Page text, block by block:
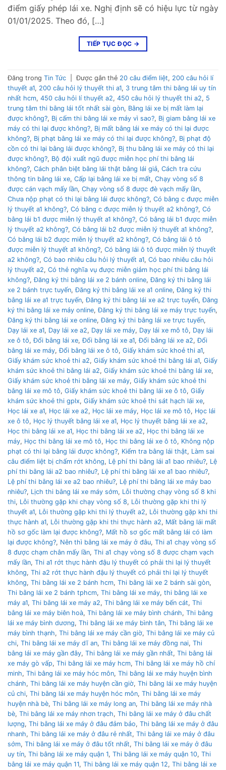
điểm giấy phép lái xe. Nghị định sẽ có hiệu lực từ ngày
01/01/2025. Theo đó, […]
TIẾP TỤC ĐỌC →
Đăng trong Tin Tức Được gắn thẻ 20 câu điểm liệt, 200 câu hỏi lí
thuyết a1, 200 câu hỏi lý thuyết thi a1, 3 trung tâm thi bằng lái uy tín
nhất hcm, 450 câu hỏi lí thuyết a2, 450 câu hỏi lý thuyết thi a2, 5
trung tâm thi bằng lái tốt nhất sài gòn, Bằng lái xe bị mất làm lại
được không?, Bị cấm thi bằng lái xe máy vì sao?, Bị giam bằng lái xe
máy có thi lại được không?, Bị mất bằng lái xe máy có thi lại được
không?, Bị phạt bằng lái xe máy có thi lại được không?, Bị phạt độ
cồn có thi lại bằng lái được không?, Bị thu bằng lái xe máy có thi lại
được không?, Bộ đội xuất ngũ được miễn học phí thi bằng lái
không?, Cách phân biệt bằng lái thật bằng lái giả, Cách tra cứu
thông tin bằng lái xe, Cấp lại bằng lái xe bị mất, Chạy vòng số 8
được cán vạch mấy lần, Chạy vòng số 8 được đè vạch mấy lần,
Chưa nộp phạt có thi lại bằng lái được không?, Có bằng c được miễn
lý thuyết a1 không?, Có bằng c được miễn lý thuyết a2 không?, Có
bằng lái b1 được miễn lý thuyết a1 không?, Có bằng lái b1 được miễn
lý thuyết a2 không?, Có bằng lái b2 được miễn lý thuyết a1 không?,
Có bằng lái b2 được miễn lý thuyết a2 không?, Có bằng lái ô tô
được miễn lý thuyết a1 không?, Có bằng lái ô tô được miễn lý thuyết
a2 không?, Có bao nhiêu câu hỏi lý thuyết a1, Có bao nhiêu câu hỏi
lý thuyết a2, Có thẻ nghĩa vụ được miễn giảm học phí thi bằng lái
không?,Đăng ký thi bằng lái xe 2 bánh online,Đăng ký thi bằng lái
xe 2 bánh trực tuyến,Đăng ký thi bằng lái xe a1 online,Đăng ký thi
bằng lái xe a1 trực tuyến,Đăng ký thi bằng lái xe a2 trực tuyến,Đăng
ký thi bằng lái xe máy online,Đăng ký thi bằng lái xe máy trực tuyến,
Đăng ký thi bằng lái xe online,Đăng ký thi bằng lái xe trực tuyến,
Dạy lái xe a1, Dạy lái xe a2, Dạy lái xe máy, Dạy lái xe mô tô, Dạy lái
xe ô tô,Đổi bằng lái xe,Đổi bằng lái xe a1,Đổi bằng lái xe a2,Đổi
bằng lái xe máy,Đổi bằng lái xe ô tô, Giấy khám sức khoẻ thi a1,
Giấy khám sức khoẻ thi a2, Giấy khám sức khoẻ thi bằng lái a1, Giấy
khám sức khoẻ thi bằng lái a2, Giấy khám sức khoẻ thi bằng lái xe,
Giấy khám sức khoẻ thi bằng lái xe máy, Giấy khám sức khoẻ thi
bằng lái xe mô tô, Giấy khám sức khoẻ thi bằng lái xe ô tô, Giấy
khám sức khoẻ thi gplx, Giấy khám sức khoẻ thi sát hạch lái xe,
Học lái xe a1, Học lái xe a2, Học lái xe máy, Học lái xe mô tô, Học lái
xe ô tô, Học lý thuyết bằng lái xe a1, Học lý thuyết bằng lái xe a2,
Học thi bằng lái xe a1, Học thi bằng lái xe a2, Học thi bằng lái xe
máy, Học thi bằng lái xe mô tô, Học thi bằng lái xe ô tô, Không nộp
phạt có thi lại bằng lái được không?, Kiểm tra bằng lái thật, Làm sai
câu điểm liệt bị chấm rớt không, Lệ phí thi bằng lái a1 bao nhiêu?, Lệ
phí thi bằng lái a2 bao nhiêu?, Lệ phí thi bằng lái xe a1 bao nhiêu?,
Lệ phí thi bằng lái xe a2 bao nhiêu?, Lệ phí thi bằng lái xe máy bao
nhiêu?, Lịch thi bằng lái xe máy sớm, Lỗi thường chạy vòng số 8 khi
thi, Lỗi thường gặp khi chạy vòng số 8, Lỗi thường gặp khi thi lý
thuyết a1, Lỗi thường gặp khi thi lý thuyết a2, Lỗi thường gặp khi thi
thực hành a1, Lỗi thường gặp khi thi thực hành a2, Mất bằng lái mất
hồ sơ gốc làm lại được không?, Mất hồ sơ gốc mất bằng lái có làm
lại được không?, Nên thì bằng lái xe máy ở đâu, Thi a1 chạy vòng số
8 được chạm chân mấy lần, Thi a1 chạy vòng số 8 được chạm vạch
mấy lần, Thi a1 rớt thực hành đậu lý thuyết có phải thi lại lý thuyết
không, Thi a2 rớt thực hành đậu lý thuyết có phải thi lại lý thuyết
không, Thi bằng lái xe 2 bánh hcm, Thi bằng lái xe 2 bánh sài gòn,
Thi bằng lái xe 2 bánh tphcm, Thi bằng lái xe máy, thi bằng lái xe
máy a1, Thi bằng lái xe máy a2, Thi bằng lái xe máy bến cát, Thi
bằng lái xe máy biên hoà, Thi bằng lái xe máy bình chánh, Thi bằng
lái xe máy bình dương, Thi bằng lái xe máy bình tân, Thi bằng lái xe
máy bình thạnh, Thi bằng lái xe máy cần giờ, Thi bằng lái xe máy củ
chi, Thi bằng lái xe máy dĩ an, Thi bằng lái xe máy đồng nai, Thi
bằng lái xe máy gần đây, Thi bằng lái xe máy gần nhất, Thi bằng lái
xe máy gò vấp, Thi bằng lái xe máy hcm, Thi bằng lái xe máy hồ chí
minh, Thi bằng lái xe máy hóc môn, Thi bằng lái xe máy huyện bình
chánh, Thi bằng lái xe máy huyện cần giờ, Thi bằng lái xe máy huyện
củ chi, Thi bằng lái xe máy huyện hóc môn, Thi bằng lái xe máy
huyện nhà bè, Thi bằng lái xe máy long an, Thi bằng lái xe máy nhà
bè, Thi bằng lái xe máy nhơn trạch, Thi bằng lái xe máy ở đâu chất
lượng, Thi bằng lái xe máy ở đâu đảm bảo, Thi bằng lái xe máy ở đâu
nhanh, Thi bằng lái xe máy ở đâu rẻ nhất, Thi bằng lái xe máy ở đâu
sớm, Thi bằng lái xe máy ở đâu tốt nhất, Thi bằng lái xe máy ở đâu
uy tín, Thi bằng lái xe máy quận 1, Thi bằng lái xe máy quận 10, Thi
bằng lái xe máy quận 11, Thi bằng lái xe máy quận 12, Thi bằng lái xe